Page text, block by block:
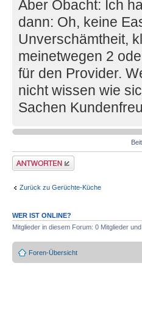
Aber Obacht: Ich
dann: Oh, keine
Unverschämtheit,
meinetwegen 2
für den Provider.
nicht wissen wie
Sachen
Antwort erstellen
Zurück zu Gerüchte-Küche
WER IST ONLINE?
Mitglieder in diesem Forum: 0 Mitglieder
Foren-Übersicht